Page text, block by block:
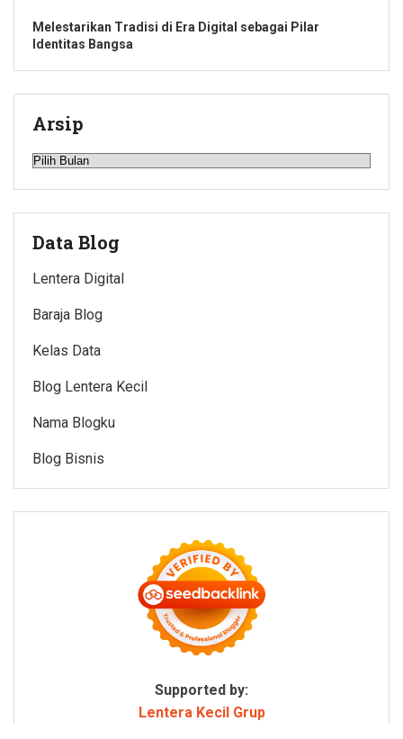
Melestarikan Tradisi di Era Digital sebagai Pilar
Identitas Bangsa
Arsip
Arsip
Data Blog
Lentera Digital
Baraja Blog
Kelas Data
Blog Lentera Kecil
Nama Blogku
Blog Bisnis
Supported by:
Lentera Kecil Grup